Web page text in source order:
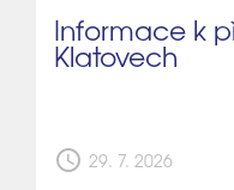
Informace k
Klatovech
schedule 29. 7. 2026